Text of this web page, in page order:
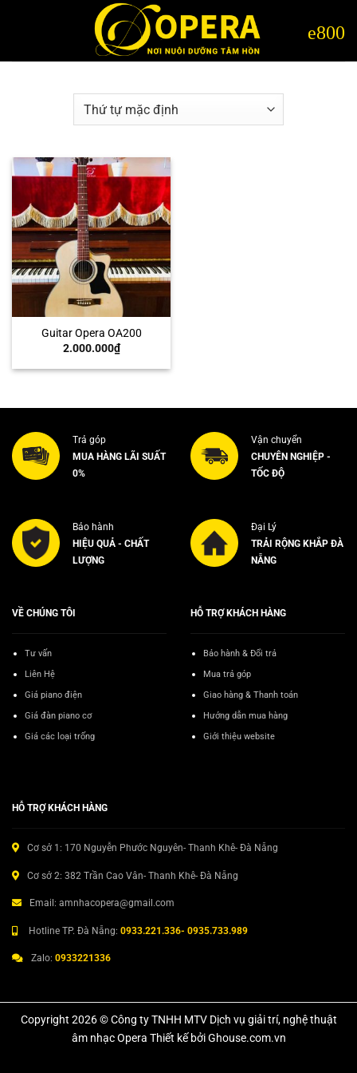
Guitar Opera OA200
2.000.000₫
Trả góp
MUA HÀNG LÃI SUẤT
0%
Vận chuyển
CHUYÊN NGHIỆP -
TỐC ĐỘ
Bảo hành
HIỆU QUẢ - CHẤT
LƯỢNG
Đại Lý
TRẢI RỘNG KHẮP ĐÀ
NẴNG
VỀ CHÚNG TÔI
Tư vấn
Liên Hệ
Giá piano điện
Giá đàn piano cơ
Giá các loại trống
HỖ TRỢ KHÁCH HÀNG
Bảo hành & Đổi trả
Mua trả góp
Giao hàng & Thanh toán
Hướng dẫn mua hàng
Giới thiệu website
HỖ TRỢ KHÁCH HÀNG
Cơ sở 1: 170 Nguyễn Phước Nguyên- Thanh Khê- Đà Nẵng
Cơ sở 2: 382 Trần Cao Vân- Thanh Khê- Đà Nẵng
Email: amnhacopera@gmail.com
Hotline TP. Đà Nẵng: 0933.221.336- 0935.733.989
Zalo: 0933221336
Copyright 2026 © Công ty TNHH MTV Dịch vụ giải trí, nghệ thuật
âm nhạc Opera Thiết kế bởi Ghouse.com.vn